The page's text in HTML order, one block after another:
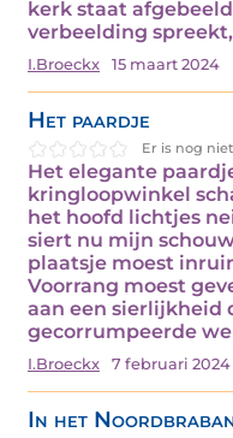
kerk staat
verbeelding
I.Broeckx 15 maart 2024
Het paardje
Er is nog
Het elegante
kringloopwinkel
het hoofd lichtjes
siert nu mijn
plaatsje moest
Voorrang moest
aan een sierlijkheid
gecorrumpeerde
I.Broeckx 7 februari 2024
In het